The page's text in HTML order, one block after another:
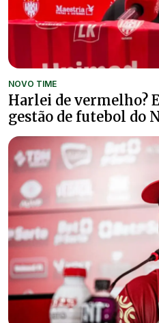
NOVO TIME
Harlei de vermelho?
gestão de futebol do